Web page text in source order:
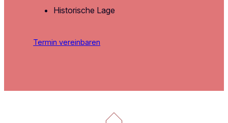
Historische Lage
Termin vereinbaren